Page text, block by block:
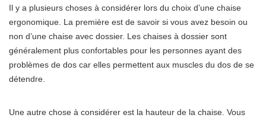
Il y a plusieurs choses à considérer lors du choix d’une chaise
ergonomique. La première est de savoir si vous avez besoin ou
non d’une chaise avec dossier. Les chaises à dossier sont
généralement plus confortables pour les personnes ayant des
problèmes de dos car elles permettent aux muscles du dos de se
détendre.
Une autre chose à considérer est la hauteur de la chaise. Vous